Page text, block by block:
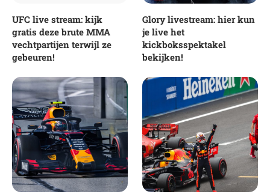
UFC live stream: kijk
gratis deze brute MMA
vechtpartijen terwijl ze
gebeuren!
Glory livestream: hier kun
je live het
kickboksspektakel
bekijken!